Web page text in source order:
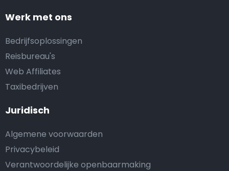
Werk met ons
Bedrijfsoplossingen
Reisbureau's
Web Affiliates
Taxibedrijven
Juridisch
Algemene voorwaarden
Privacybeleid
Verantwoordelijke openbaarmaking